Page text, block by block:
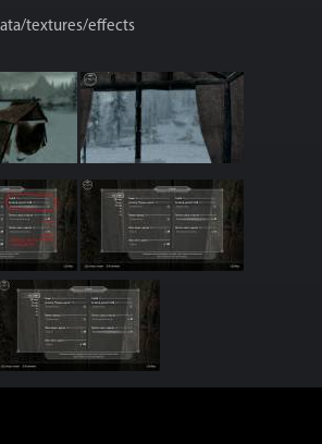
textures/effects